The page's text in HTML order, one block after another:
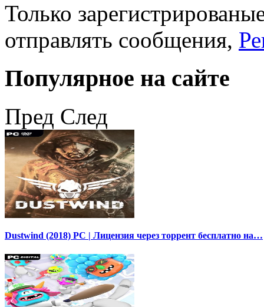
Только
отправлять сообщения,
Популярное на сайте
Пред След
Dustwind (2018) PC | Лицензия через торрент бесплатно на…